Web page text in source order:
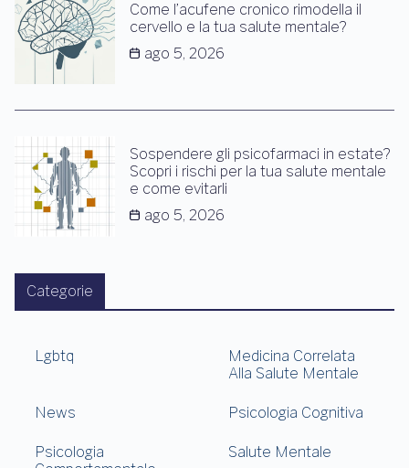
Come l’acufene cronico rimodella il
cervello e la tua salute mentale?
ago 5, 2026
Sospendere gli psicofarmaci in estate?
Scopri i rischi per la tua salute mentale
e come evitarli
ago 5, 2026
Categorie
Lgbtq
Medicina Correlata
Alla Salute Mentale
News Psicologia Cognitiva
Psicologia
Salute Mentale